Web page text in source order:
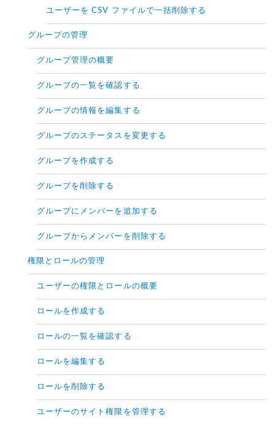
ユーザーを CSV ファイルで一括削除する
グループの管理
グループ管理の概要
グループの一覧を確認する
グループの情報を編集する
グループのステータスを変更する
グループを作成する
グループを削除する
グループにメンバーを追加する
グループからメンバーを削除する
権限とロールの管理
ユーザーの権限とロールの概要
ロールを作成する
ロールの一覧を確認する
ロールを編集する
ロールを削除する
ユーザーのサイト権限を管理する